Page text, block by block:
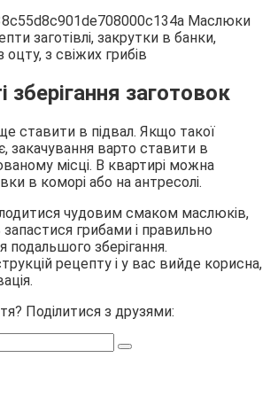
зберігання заготовок
ставити в підвал. Якщо такої
закачування варто ставити в
місці. В квартирі можна
в коморі або на антресолі.
чудовим смаком маслюків,
запастися грибами і правильно
подальшого зберігання.
рецепту і у вас вийде корисна,
Поділитися з друзями: